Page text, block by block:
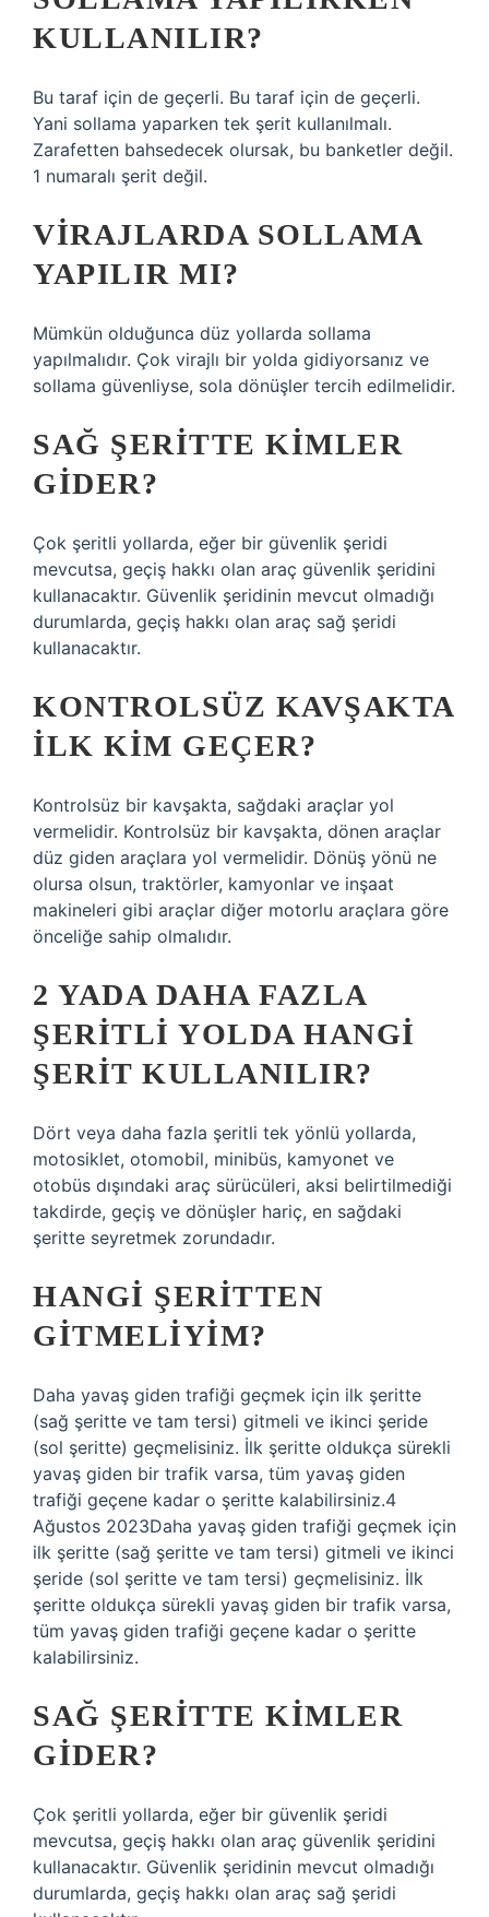
KULLANILIR?
Bu taraf için de geçerli. Bu taraf için de geçerli.
Yani sollama yaparken tek şerit kullanılmalı.
Zarafetten bahsedecek olursak, bu banketler değil.
1 numaralı şerit değil.
VIRAJLARDA SOLLAMA
YAPILIR MI?
Mümkün olduğunca düz yollarda sollama
yapılmalıdır. Çok virajlı bir yolda gidiyorsanız ve
sollama güvenliyse, sola dönüşler tercih edilmelidir.
SAĞ ŞERITTE KIMLER
GIDER?
Çok şeritli yollarda, eğer bir güvenlik şeridi
mevcutsa, geçiş hakkı olan araç güvenlik şeridini
kullanacaktır. Güvenlik şeridinin mevcut olmadığı
durumlarda, geçiş hakkı olan araç sağ şeridi
kullanacaktır.
KONTROLSÜZ KAVŞAKTA
ILK KIM GEÇER?
Kontrolsüz bir kavşakta, sağdaki araçlar yol
vermelidir. Kontrolsüz bir kavşakta, dönen araçlar
düz giden araçlara yol vermelidir. Dönüş yönü ne
olursa olsun, traktörler, kamyonlar ve inşaat
makineleri gibi araçlar diğer motorlu araçlara göre
önceliğe sahip olmalıdır.
2 YADA DAHA FAZLA
ŞERITLI YOLDA HANGI
ŞERIT KULLANILIR?
Dört veya daha fazla şeritli tek yönlü yollarda,
motosiklet, otomobil, minibüs, kamyonet ve
otobüs dışındaki araç sürücüleri, aksi belirtilmediği
takdirde, geçiş ve dönüşler hariç, en sağdaki
şeritte seyretmek zorundadır.
HANGI ŞERITTEN
GITMELIYIM?
Daha yavaş giden trafiği geçmek için ilk şeritte
(sağ şeritte ve tam tersi) gitmeli ve ikinci şeride
(sol şeritte) geçmelisiniz. İlk şeritte oldukça sürekli
yavaş giden bir trafik varsa, tüm yavaş giden
trafiği geçene kadar o şeritte kalabilirsiniz.4
Ağustos 2023Daha yavaş giden trafiği geçmek için
ilk şeritte (sağ şeritte ve tam tersi) gitmeli ve ikinci
şeride (sol şeritte ve tam tersi) geçmelisiniz. İlk
şeritte oldukça sürekli yavaş giden bir trafik varsa,
tüm yavaş giden trafiği geçene kadar o şeritte
kalabilirsiniz.
SAĞ ŞERITTE KIMLER
GIDER?
Çok şeritli yollarda, eğer bir güvenlik şeridi
mevcutsa, geçiş hakkı olan araç güvenlik şeridini
kullanacaktır. Güvenlik şeridinin mevcut olmadığı
durumlarda, geçiş hakkı olan araç sağ şeridi